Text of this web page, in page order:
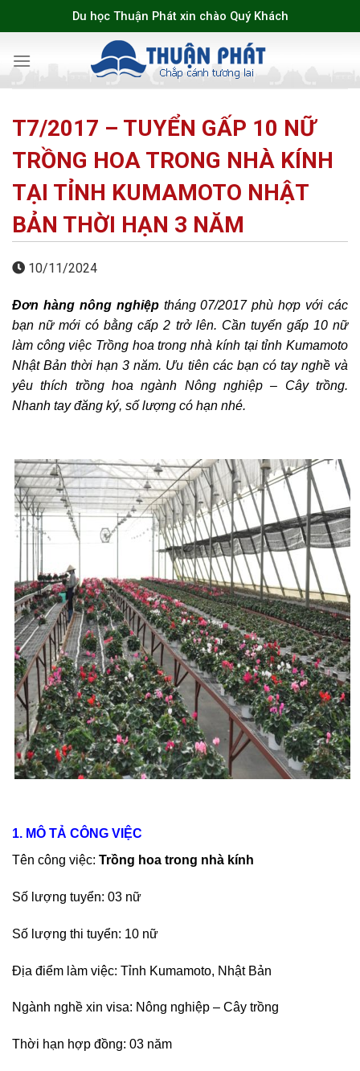
to
Du học Thuận Phát xin chào Quý Khách
T7/2017 – TUYỂN GẤP 10 NỮ
TRỒNG HOA TRONG NHÀ KÍNH
TẠI TỈNH KUMAMOTO NHẬT
BẢN THỜI HẠN 3 NĂM
10/11/2024
Đơn hàng nông nghiệptháng 07/2017 phù hợp với các
bạn nữ mới có bằng cấp 2 trở lên. Cần tuyển gấp 10 nữ
làm công việc Trồng hoa trong nhà kính tại tỉnh Kumamoto
Nhật Bản thời hạn 3 năm. Ưu tiên các bạn có tay nghề và
yêu thích trồng hoa ngành Nông nghiệp – Cây trồng.
Nhanh tay đăng ký, số lượng có hạn nhé.
1. MÔ TẢ CÔNG VIỆC
Tên công việc: Trồng hoa trong nhà kính
Số lượng tuyển: 03 nữ
Số lượng thi tuyển: 10 nữ
Địa điểm làm việc: Tỉnh Kumamoto, Nhật Bản
Ngành nghề xin visa: Nông nghiệp – Cây trồng
Thời hạn hợp đồng: 03 năm